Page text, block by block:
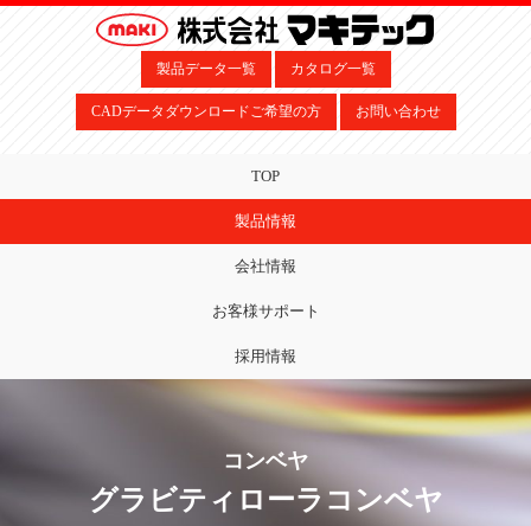
製品データ一覧 カタログ一覧
CADデータダウンロードご希望の方 お問い合わせ
TOP
製品情報
会社情報
お客様サポート
採用情報
コンベヤ
グラビティローラコンベヤ